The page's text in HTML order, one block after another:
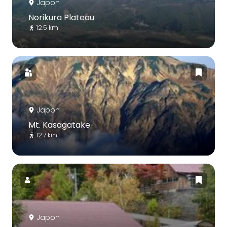
Japon
Norikura Plateau
12.5 km
Japon
Mt. Kasagatake
12.7 km
Japon